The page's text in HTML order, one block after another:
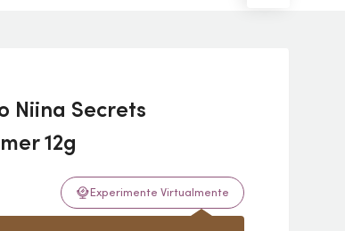
Niina Secrets
12g
Experimente Virtualmente